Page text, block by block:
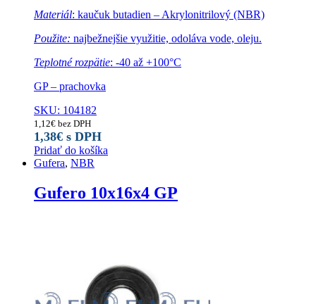
Materiál: kaučuk butadien – Akrylonitrilový (NBR)
Použite: najbežnejšie využitie, odoláva vode, oleju.
Teplotné rozpätie: -40 až +100°C
GP – prachovka
SKU: 104182
1,12€ bez DPH
1,38€ s DPH
Pridať do košíka
Gufera, NBR
Gufero 10x16x4 GP